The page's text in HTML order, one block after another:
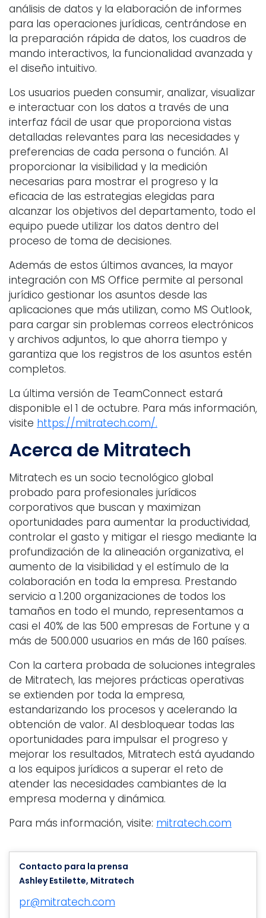
análisis de datos y la elaboración de informes
para las operaciones jurídicas, centrándose en
la preparación rápida de datos, los cuadros de
mando interactivos, la funcionalidad avanzada y
el diseño intuitivo.
Los usuarios pueden consumir, analizar, visualizar
e interactuar con los datos a través de una
interfaz fácil de usar que proporciona vistas
detalladas relevantes para las necesidades y
preferencias de cada persona o función. Al
proporcionar la visibilidad y la medición
necesarias para mostrar el progreso y la
eficacia de las estrategias elegidas para
alcanzar los objetivos del departamento, todo el
equipo puede utilizar los datos dentro del
proceso de toma de decisiones.
Además de estos últimos avances, la mayor
integración con MS Office permite al personal
jurídico gestionar los asuntos desde las
aplicaciones que más utilizan, como MS Outlook,
para cargar sin problemas correos electrónicos
y archivos adjuntos, lo que ahorra tiempo y
garantiza que los registros de los asuntos estén
completos.
La última versión de TeamConnect estará
disponible el 1 de octubre. Para más información,
visite https://mitratech.com/.
Acerca de Mitratech
Mitratech es un socio tecnológico global
probado para profesionales jurídicos
corporativos que buscan y maximizan
oportunidades para aumentar la productividad,
controlar el gasto y mitigar el riesgo mediante la
profundización de la alineación organizativa, el
aumento de la visibilidad y el estímulo de la
colaboración en toda la empresa. Prestando
servicio a 1.200 organizaciones de todos los
tamaños en todo el mundo, representamos a
casi el 40% de las 500 empresas de Fortune y a
más de 500.000 usuarios en más de 160 países.
Con la cartera probada de soluciones integrales
de Mitratech, las mejores prácticas operativas
se extienden por toda la empresa,
estandarizando los procesos y acelerando la
obtención de valor. Al desbloquear todas las
oportunidades para impulsar el progreso y
mejorar los resultados, Mitratech está ayudando
a los equipos jurídicos a superar el reto de
atender las necesidades cambiantes de la
empresa moderna y dinámica.
Para más información, visite: mitratech.com
Contacto para la prensa
Ashley Estilette, Mitratech
pr@mitratech.com